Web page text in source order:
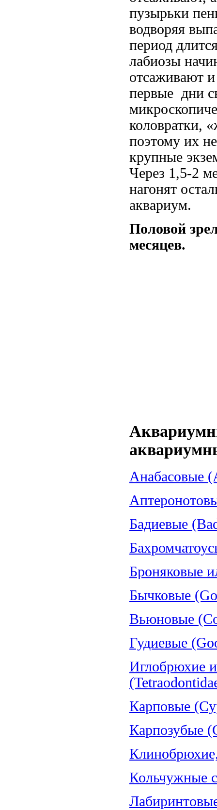
пузырьки
водворяя
период
лабиозы
отсаживают
первые дни
коловратки,
поэтому их
крупные
Через 1,5-2
нагонят
аквариум.
Половой
месяцев.
Анабасовые
Бадиевые
Броняковые
Бычковые
Вьюновые
Гудиевые
Иглобрюхие
Карповые
Карпозубые
Кольчужные